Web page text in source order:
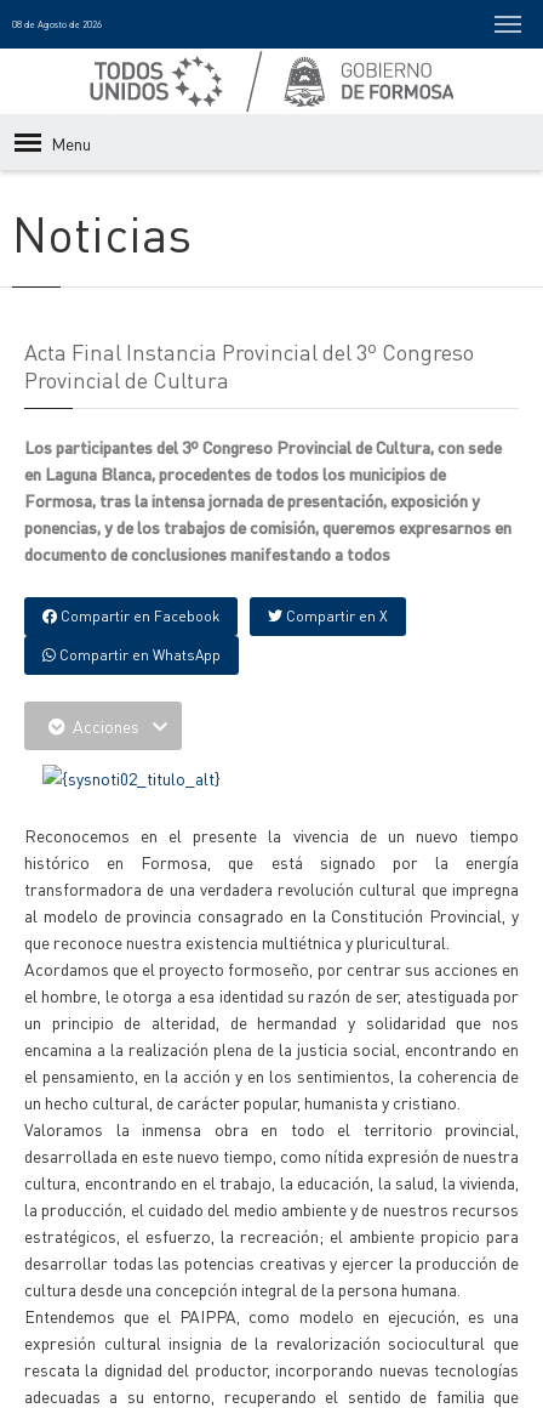
08 de Agosto de 2026
Menu
Noticias
Acta Final Instancia Provincial del 3º Congreso
Provincial de Cultura
Los participantes del 3º Congreso Provincial de Cultura, con sede
en Laguna Blanca, procedentes de todos los municipios de
Formosa, tras la intensa jornada de presentación, exposición y
ponencias, y de los trabajos de comisión, queremos expresarnos en
documento de conclusiones manifestando a todos
Compartir en Facebook Compartir en X
Compartir en WhatsApp
Acciones
Reconocemos en el presente la vivencia de un nuevo tiempo
histórico en Formosa, que está signado por la energía
transformadora de una verdadera revolución cultural que impregna
al modelo de provincia consagrado en la Constitución Provincial, y
que reconoce nuestra existencia multiétnica y pluricultural.
Acordamos que el proyecto formoseño, por centrar sus acciones en
el hombre, le otorga a esa identidad su razón de ser, atestiguada por
un principio de alteridad, de hermandad y solidaridad que nos
encamina a la realización plena de la justicia social, encontrando en
el pensamiento, en la acción y en los sentimientos, la coherencia de
un hecho cultural, de carácter popular, humanista y cristiano.
Valoramos la inmensa obra en todo el territorio provincial,
desarrollada en este nuevo tiempo, como nítida expresión de nuestra
cultura, encontrando en el trabajo, la educación, la salud, la vivienda,
la producción, el cuidado del medio ambiente y de nuestros recursos
estratégicos, el esfuerzo, la recreación; el ambiente propicio para
desarrollar todas las potencias creativas y ejercer la producción de
cultura desde una concepción integral de la persona humana.
Entendemos que el PAIPPA, como modelo en ejecución, es una
expresión cultural insignia de la revalorización sociocultural que
rescata la dignidad del productor, incorporando nuevas tecnologías
adecuadas a su entorno, recuperando el sentido de familia que